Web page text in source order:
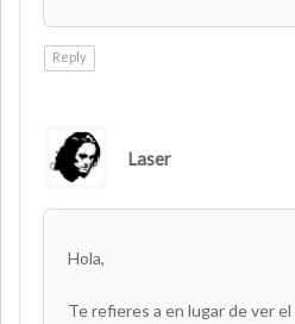
Reply
Laser
Hola,
Te refieres a en lugar de ver